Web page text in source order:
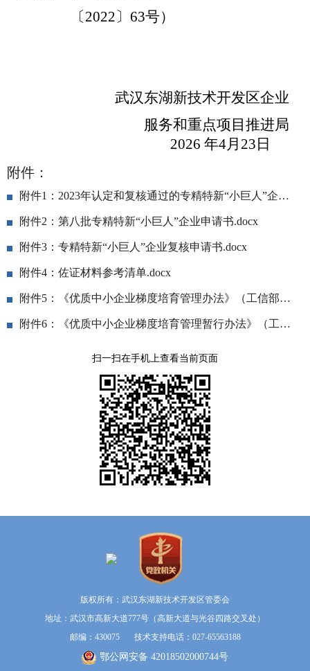
〔2022〕 63号）
武汉东湖新技术开发区企业
服务和重点项目推进局
2026 年4月 23 日
附件：
附件1：2023年认定和复核通过的专精特新“小巨人”企业名单.docx
附件2：第八批专精特新“小巨人”企业申请书.docx
附件3：专精特新“小巨人”企业复核申请书.docx
附件4：佐证材料参考清单.docx
附件5：《优质中小企业梯度培育管理办法》（工信部企业〔2026〕2号）.pdf
附件6：《优质中小企业梯度培育管理暂行办法》（工信部企业〔2022〕63号）.pdf
扫一扫在手机上查看当前页面
版权所有：武汉东湖新技术开发区管委会
地址：武汉市高新大道777号（高新大道与光谷四路交叉处）
邮编：430075 技术支持电话：027-65563188
鄂公网安备 42018502000744号